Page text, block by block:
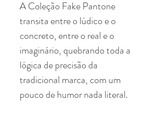
A Coleção Fake Pantone
transita entre o lúdico e o
concreto, entre o real e o
imaginário, quebrando toda a
lógica de precisão da
tradicional marca, com um
pouco de humor nada literal.